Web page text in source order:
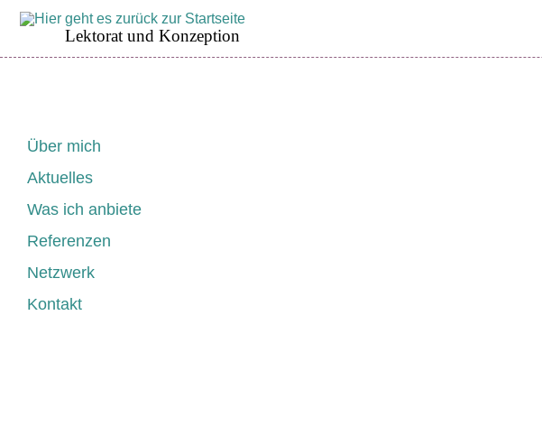
Lektorat und Konzeption
Navigation
Über mich
Aktuelles
Was ich anbiete
Referenzen
Netzwerk
Kontakt